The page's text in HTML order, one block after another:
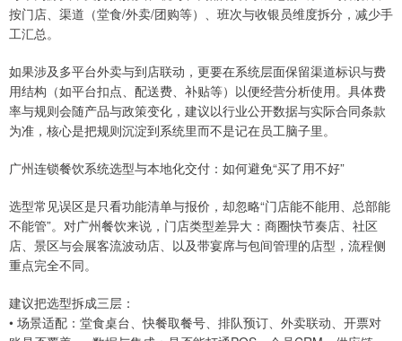
按门店、渠道（堂食/外卖/团购等）、班次与收银员维度拆分，减少手
工汇总。
如果涉及多平台外卖与到店联动，更要在系统层面保留渠道标识与费
用结构（如平台扣点、配送费、补贴等）以便经营分析使用。具体费
率与规则会随产品与政策变化，建议以行业公开数据与实际合同条款
为准，核心是把规则沉淀到系统里而不是记在员工脑子里。
广州连锁餐饮系统选型与本地化交付：如何避免“买了用不好”
选型常见误区是只看功能清单与报价，却忽略“门店能不能用、总部能
不能管”。对广州餐饮来说，门店类型差异大：商圈快节奏店、社区
店、景区与会展客流波动店、以及带宴席与包间管理的店型，流程侧
重点完全不同。
建议把选型拆成三层：
• 场景适配：堂食桌台、快餐取餐号、排队预订、外卖联动、开票对